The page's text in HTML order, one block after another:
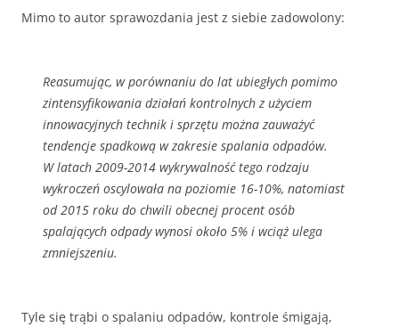
Mimo to autor sprawozdania jest z siebie zadowolony:
Reasumując, w porównaniu do lat ubiegłych pomimo
zintensyfikowania działań kontrolnych z użyciem
innowacyjnych technik i sprzętu można zauważyć
tendencje spadkową w zakresie spalania odpadów.
W latach 2009-2014 wykrywalność tego rodzaju
wykroczeń oscylowała na poziomie 16-10%, natomiast
od 2015 roku do chwili obecnej procent osób
spalających odpady wynosi około 5% i wciąż ulega
zmniejszeniu.
Tyle się trąbi o spalaniu odpadów, kontrole śmigają,